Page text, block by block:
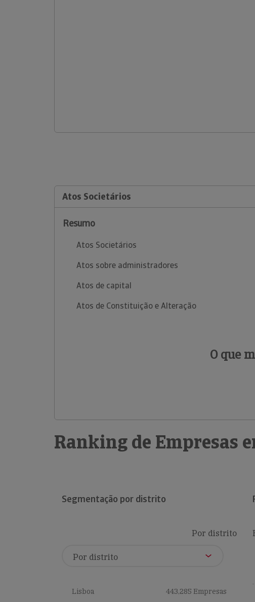
Atos Societários
Resumo
Atos Societários
Atos sobre administradores
Atos de capital
Atos de Constituição e Alteração
O que
Ranking de Empresas
Segmentação por distrito
Por distrito
Lisboa 443,285 Empresas